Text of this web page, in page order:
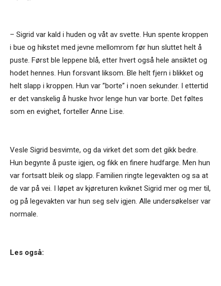
– Sigrid var kald i huden og våt av svette. Hun spente kroppen
i bue og hikstet med jevne mellomrom før hun sluttet helt å
puste. Først ble leppene blå, etter hvert også hele ansiktet og
hodet hennes. Hun forsvant liksom. Ble helt fjern i blikket og
helt slapp i kroppen. Hun var ”borte” i noen sekunder. I ettertid
er det vanskelig å huske hvor lenge hun var borte. Det føltes
som en evighet, forteller Anne Lise.
Vesle Sigrid besvimte, og da virket det som det gikk bedre.
Hun begynte å puste igjen, og fikk en finere hudfarge. Men hun
var fortsatt bleik og slapp. Familien ringte legevakten og sa at
de var på vei. I løpet av kjøreturen kviknet Sigrid mer og mer til,
og på legevakten var hun seg selv igjen. Alle undersøkelser var
normale.
Les også: